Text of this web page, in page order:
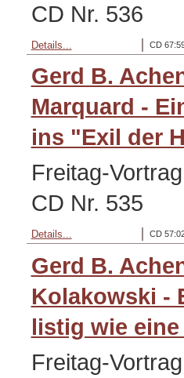
CD Nr. 536
CD
Details...
Gerd B.
Marquard -
ins "Exil der
Freitag-
CD Nr. 535
CD
Details...
Gerd B.
Kolakowski -
listig wie
Freitag-